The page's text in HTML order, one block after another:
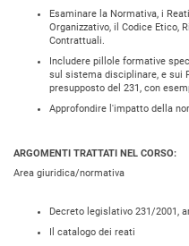
Esaminare la Normativa, i
Organizzativo, il Codice Etico,
Contrattuali.
Includere pillole formative
sul sistema disciplinare, e sui
presupposto del 231, con
Approfondire l'impatto della
ARGOMENTI TRATTATI NEL CORSO:
Area giuridica/normativa
Decreto legislativo 231/2001,
Il catalogo dei reati